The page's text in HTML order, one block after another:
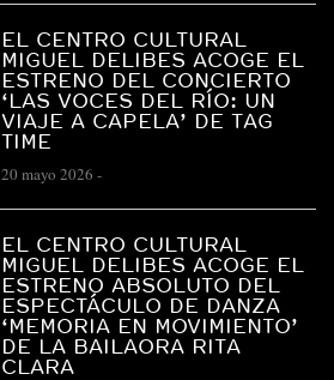
EL CENTRO CULTURAL
MIGUEL DELIBES ACOGE EL
ESTRENO DEL CONCIERTO
‘LAS VOCES DEL RÍO: UN
VIAJE A CAPELA’ DE TAG
TIME
20 mayo 2026 -
EL CENTRO CULTURAL
MIGUEL DELIBES ACOGE EL
ESTRENO ABSOLUTO DEL
ESPECTÁCULO DE DANZA
‘MEMORIA EN MOVIMIENTO’
DE LA BAILAORA RITA
CLARA